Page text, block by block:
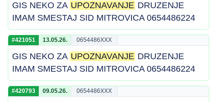
GIS NEKO ZA UPOZNAVANJE DRUZENJE
IMAM SMESTAJ SID MITROVICA 0654486224
#421051 13.05.26. 0654486XXX
GIS NEKO ZA UPOZNAVANJE DRUZENJE
IMAM SMESTAJ SID MITROVICA 0654486224
#420793 09.05.26. 0654486XXX